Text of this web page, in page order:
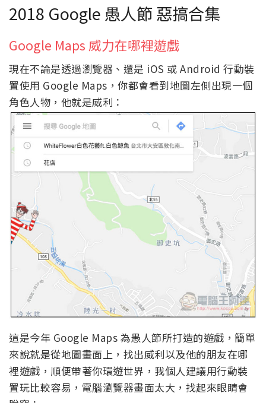
2018 Google 愚人節 惡搞合集
Google Maps 威力在哪裡遊戲
現在不論是透過瀏覽器、還是 iOS 或 Android 行動裝
置使用 Google Maps，你都會看到地圖左側出現一個
角色人物，他就是威利：
這是今年 Google Maps 為愚人節所打造的遊戲，簡單
來說就是從地圖畫面上，找出威利以及他的朋友在哪
裡遊戲，順便帶著你環遊世界，我個人建議用行動裝
置玩比較容易，電腦瀏覽器畫面太大，找起來眼睛會